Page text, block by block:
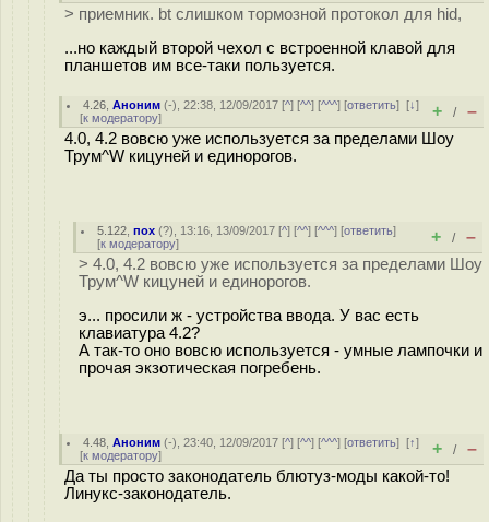
> приемник. bt слишком тормозной протокол для hid,
...но каждый второй чехол с встроенной клавой для
планшетов им все-таки пользуется.
4.26 ,Аноним (-), 22:38, 12/09/2017 [^] [^^] [^^^] [ответить][↓]
[к модератору] + / –
4.0, 4.2 вовсю уже используется за пределами Шоу
Трум^W кицуней и единорогов.
5.122 ,пох (?), 13:16, 13/09/2017 [^] [^^] [^^^] [ответить]
[к модератору] + / –
> 4.0, 4.2 вовсю уже используется за пределами Шоу
Трум^W кицуней и единорогов.
э... просили ж - устройства ввода. У вас есть
клавиатура 4.2?
А так-то оно вовсю используется - умные лампочки и
прочая экзотическая погребень.
4.48 ,Аноним (-), 23:40, 12/09/2017 [^] [^^] [^^^] [ответить][↑]
[к модератору] + / –
Да ты просто законодатель блютуз-моды какой-то!
Линукс-законодатель.